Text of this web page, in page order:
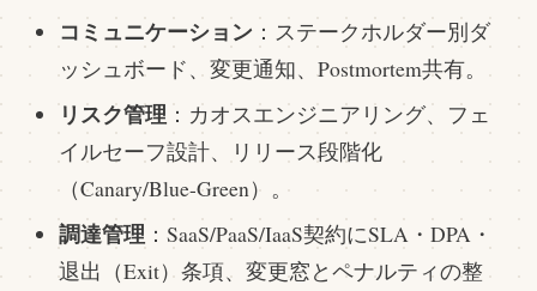
コミュニケーション ：ステークホルダー別ダ
ッシュボード、変更通知、Postmortem共有。
リスク管理 ：カオスエンジニアリング、フェ
イルセーフ設計、リリース段階化
（Canary/Blue-Green）。
調達管理 ：SaaS/PaaS/IaaS契約にSLA・DPA・
退出（Exit）条項、変更窓とペナルティの整